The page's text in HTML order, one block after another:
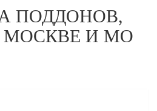
ПОДДОНОВ,
МОСКВЕ И МО